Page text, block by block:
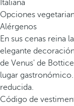
Italiana
Opciones
Alérgenos
En sus cenas reina
elegante
de Venus' de
lugar
reducida.
Código de